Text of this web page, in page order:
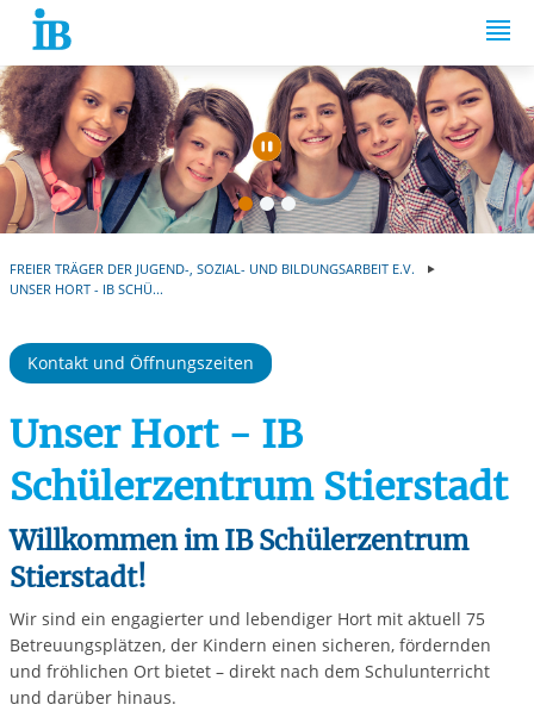
Springe zum Inhalt
Automatische
FREIER TRÄGER DER JUGEND-, SOZIAL- UND BILDUNGSARBEIT E.V.
UNSER HORT - IB SCHÜ...
Kontakt und Öffnungszeiten
Unser Hort - IB
Schülerzentrum Stierstadt
Willkommen im IB Schülerzentrum
Stierstadt!
Wir sind ein engagierter und lebendiger Hort mit aktuell 75
Betreuungsplätzen, der Kindern einen sicheren, fördernden
und fröhlichen Ort bietet – direkt nach dem Schulunterricht
und darüber hinaus.